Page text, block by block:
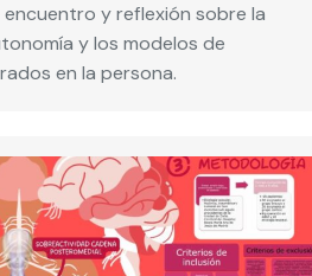
y reflexión sobre la
y los modelos de
en la persona.